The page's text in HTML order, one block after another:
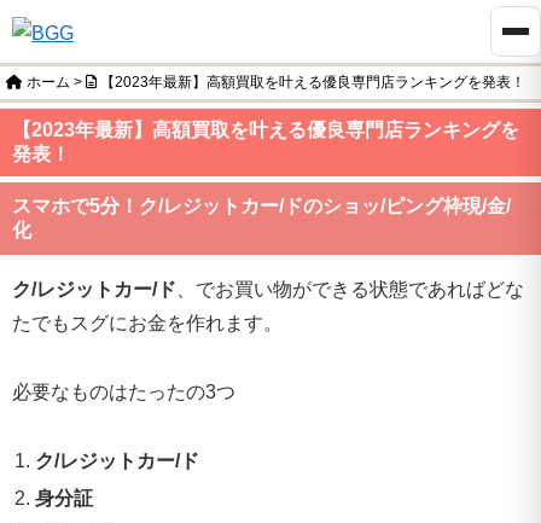
ホーム > 【2023年最新】高額買取を叶える優良専門店ランキングを発表！
【2023年最新】高額買取を叶える優良専門店ランキングを
発表！
スマホで5分！ク/レジットカー/ドのショッ/ピング枠現/金/
化
ク/レジットカー/ド 、でお買い物ができる状態であればどな
たでもスグにお金を作れます。
必要なものはたったの3つ
ク/レジットカー/ド
身分証